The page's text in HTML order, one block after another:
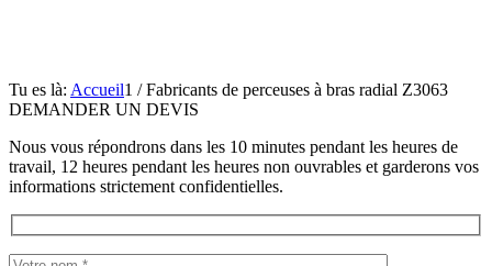
Tu es là: Accueil1 / Fabricants de perceuses à bras radial Z3063
DEMANDER UN DEVIS
Nous vous répondrons dans les 10 minutes pendant les heures de
travail, 12 heures pendant les heures non ouvrables et garderons vos
informations strictement confidentielles.